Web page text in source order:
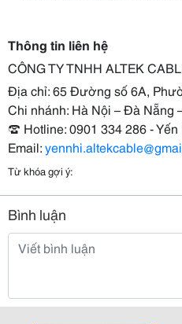
Thông tin liên hệ
CÔNG TY TNHH ALTEK
Địa chỉ: 65 Đường số 6A,
Chi nhánh: Hà Nội – Đà Nẵng
☎ Hotline: 0901 334 286 - Yến
Email:
Từ khóa gợi ý:
Bình luận